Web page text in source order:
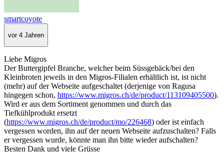
smartcoyote
vor 4 Jahren
Liebe Migros
Der Buttergipfel Branche, welcher beim Süssgebäck/bei den
Kleinbroten jeweils in den Migros-Filialen erhältlich ist, ist nicht
(mehr) auf der Webseite aufgeschaltet (derjenige von Ragusa
hingegen schon, https://www.migros.ch/de/product/113109405500).
Wird er aus dem Sortiment genommen und durch das
Tiefkühlprodukt ersetzt
(https://www.migros.ch/de/product/mo/226468) oder ist einfach
vergessen worden, ihn auf der neuen Webseite aufzuschalten? Falls
er vergessen wurde, könnte man ihn bitte wieder aufschalten?
Besten Dank und viele Grüsse